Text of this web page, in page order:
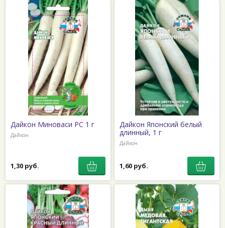
Дайкон Миноваси РС 1 г
Дайкон
1,30 руб.
Дайкон Японский белый
длинный, 1 г
Дайкон
1,60 руб.